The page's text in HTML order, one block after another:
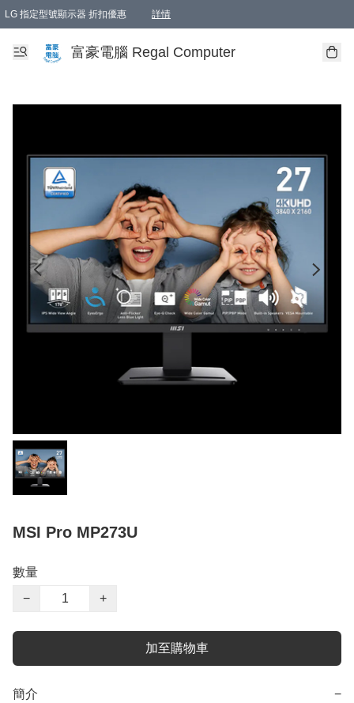
LG 指定型號顯示器 折扣優惠 詳情
富豪電腦 Regal Computer
MSI Pro MP273U
數量
−
+
加至購物車
簡介 −